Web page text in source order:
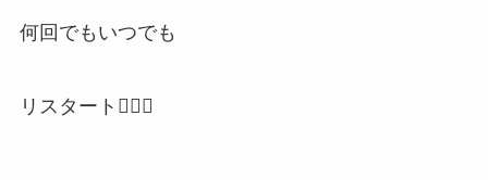
何回でもいつでも
リスタート🏃‍♂️✨